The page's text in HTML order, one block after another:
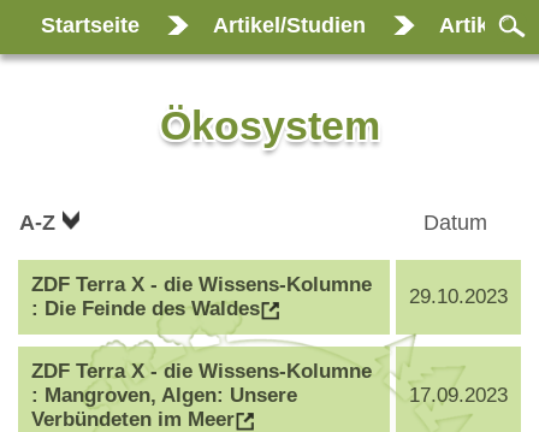
Startseite Artikel/Studien Artikel
Ökosystem
A-Z Datum
ZDF Terra X - die Wissens-Kolumne
: Die Feinde des Waldes
29.10.2023
ZDF Terra X - die Wissens-Kolumne
: Mangroven, Algen: Unsere
Verbündeten im Meer
17.09.2023